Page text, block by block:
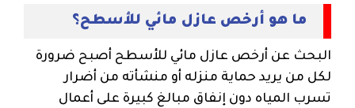
ما هو أرخص عازل مائي للأسطح؟
البحث عن أرخص عازل مائي للأسطح أصبح ضرورة
لكل من يريد حماية منزله أو منشأته من أضرار
تسرب المياه دون إنفاق مبالغ كبيرة على أعمال